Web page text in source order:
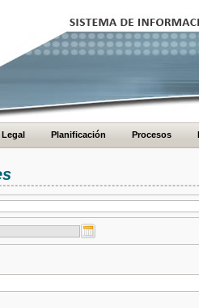
Legal Planificación Procesos